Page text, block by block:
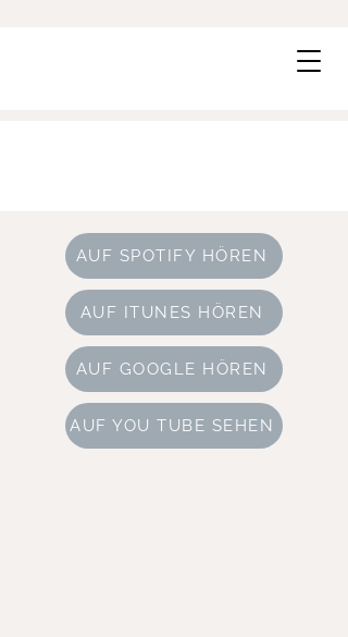
AUF SPOTIFY HÖREN
AUF ITUNES HÖREN
AUF GOOGLE HÖREN
AUF YOU TUBE SEHEN